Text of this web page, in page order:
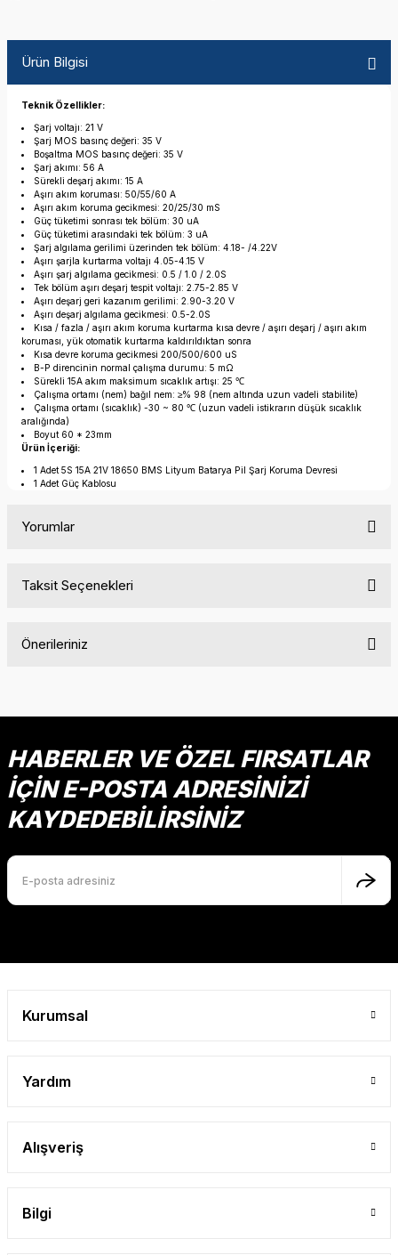
Ürün Bilgisi
Teknik Özellikler:
Şarj voltajı: 21 V
Şarj MOS basınç değeri: 35 V
Boşaltma MOS basınç değeri: 35 V
Şarj akımı: 56 A
Sürekli deşarj akımı: 15 A
Aşırı akım koruması: 50/55/60 A
Aşırı akım koruma gecikmesi: 20/25/30 mS
Güç tüketimi sonrası tek bölüm: 30 uA
Güç tüketimi arasındaki tek bölüm: 3 uA
Şarj algılama gerilimi üzerinden tek bölüm: 4.18- /4.22V
Aşırı şarjla kurtarma voltajı 4.05-4.15 V
Aşırı şarj algılama gecikmesi: 0.5 / 1.0 / 2.0S
Tek bölüm aşırı deşarj tespit voltajı: 2.75-2.85 V
Aşırı deşarj geri kazanım gerilimi: 2.90-3.20 V
Aşırı deşarj algılama gecikmesi: 0.5-2.0S
Kısa / fazla / aşırı akım koruma kurtarma kısa devre / aşırı deşarj / aşırı akım
koruması, yük otomatik kurtarma kaldırıldıktan sonra
Kısa devre koruma gecikmesi 200/500/600 uS
B-P direncinin normal çalışma durumu: 5 mΩ
Sürekli 15A akım maksimum sıcaklık artışı: 25 ℃
Çalışma ortamı (nem) bağıl nem: ≥% 98 (nem altında uzun vadeli stabilite)
Çalışma ortamı (sıcaklık) -30 ~ 80 ℃ (uzun vadeli istikrarın düşük sıcaklık
aralığında)
Boyut 60 * 23mm
Ürün İçeriği:
1 Adet 5S 15A 21V 18650 BMS Lityum Batarya Pil Şarj Koruma Devresi
1 Adet Güç Kablosu
Yorumlar
Taksit Seçenekleri
Önerileriniz
Ürün resmi kalitesiz, bozuk veya görüntülenemiyor.
Ürün açıklamasında eksik bilgiler bulunuyor.
Ürün fiyatı diğer sitelerden daha pahalı.
Bu ürüne benzer farklı alternatifler olmalı.
HABERLER VE ÖZEL FIRSATLAR
İÇİN E-POSTA ADRESİNİZİ
KAYDEDEBİLİRSİNİZ
Kurumsal
Yardım
Alışveriş
Bilgi